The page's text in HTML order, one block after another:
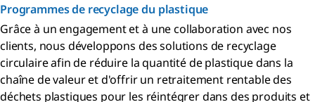
Programmes de recyclage du plastique
Grâce à un engagement et à une collaboration avec nos
clients, nous développons des solutions de recyclage
circulaire afin de réduire la quantité de plastique dans la
chaîne de valeur et d'offrir un retraitement rentable des
déchets plastiques pour les réintégrer dans des produits et